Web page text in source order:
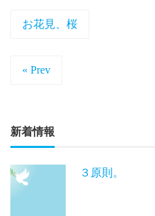
お花見、桜
« Prev
新着情報
３原則。